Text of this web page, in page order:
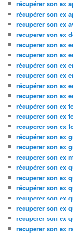
récupérer son ex
récupérer son ex
recuperer son ex
recuperer son ex
recuperer son ex
recuperer son ex
récupérer son ex
recuperer son ex
récupérer son ex
recuperer son ex
récupérer son ex
recuperer son ex
recuperer son ex
récupérer son ex
recuperer son ex
recuperer son ex
récupérer son ex
recuperer son ex
récupérer son ex
recuperer son ex
recuperer son ex
recuperer son ex
recuperer son ex